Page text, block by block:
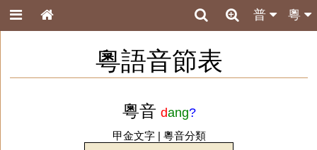
粵
普
粵語音節表
粵音 dang?
甲金文字| 粵音分類